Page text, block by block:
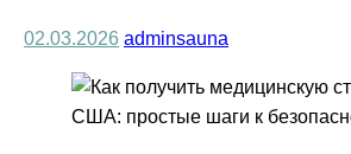
02.03.2026 adminsauna